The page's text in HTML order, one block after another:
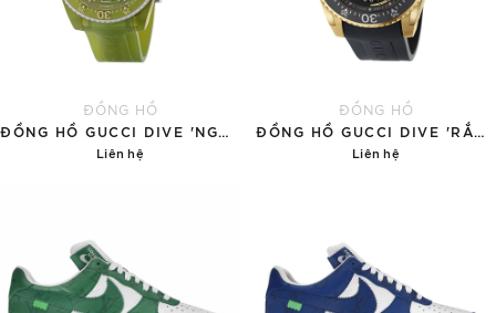
ĐỒNG HỒ
Liên hệ
ĐỒNG HỒ
Liên hệ